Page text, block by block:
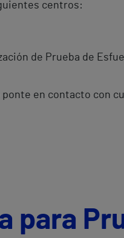
centros:
de Prueba de
en contacto con
para